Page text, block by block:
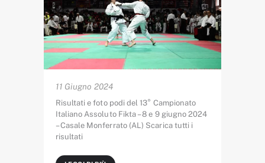
11 Giugno 2024
Risultati e foto podi del 13° Campionato
Italiano Assoluto Fikta – 8 e 9 giugno 2024
– Casale Monferrato (AL) Scarica tutti i
risultati